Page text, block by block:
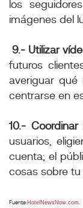
los
imágenes del
9.- Utilizar
futuros
averiguar
centrarse en
10.-
usuarios,
cuenta; el
cosas sobre tu
Fuente:HotelNewsNow.com.